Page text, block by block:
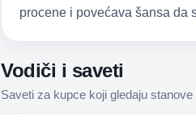
procene i povećava šansa da
Vodiči i saveti
Saveti za kupce koji gledaju